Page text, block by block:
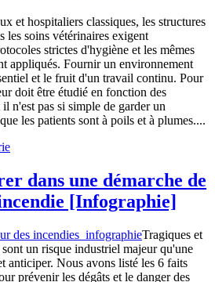
et hospitaliers classiques, les structures
les soins vétérinaires exigent
strictes d'hygiène et les mêmes
appliqués. Fournir un environnement
et le fruit d'un travail continu. Pour
doit être étudié en fonction des
n'est pas si simple de garder un
les patients sont à poils et à plumes....
dans une démarche de
[Infographie]
Tragiques et
un risque industriel majeur qu'une
anticiper. Nous avons listé les 6 faits
prévenir les dégâts et le danger des